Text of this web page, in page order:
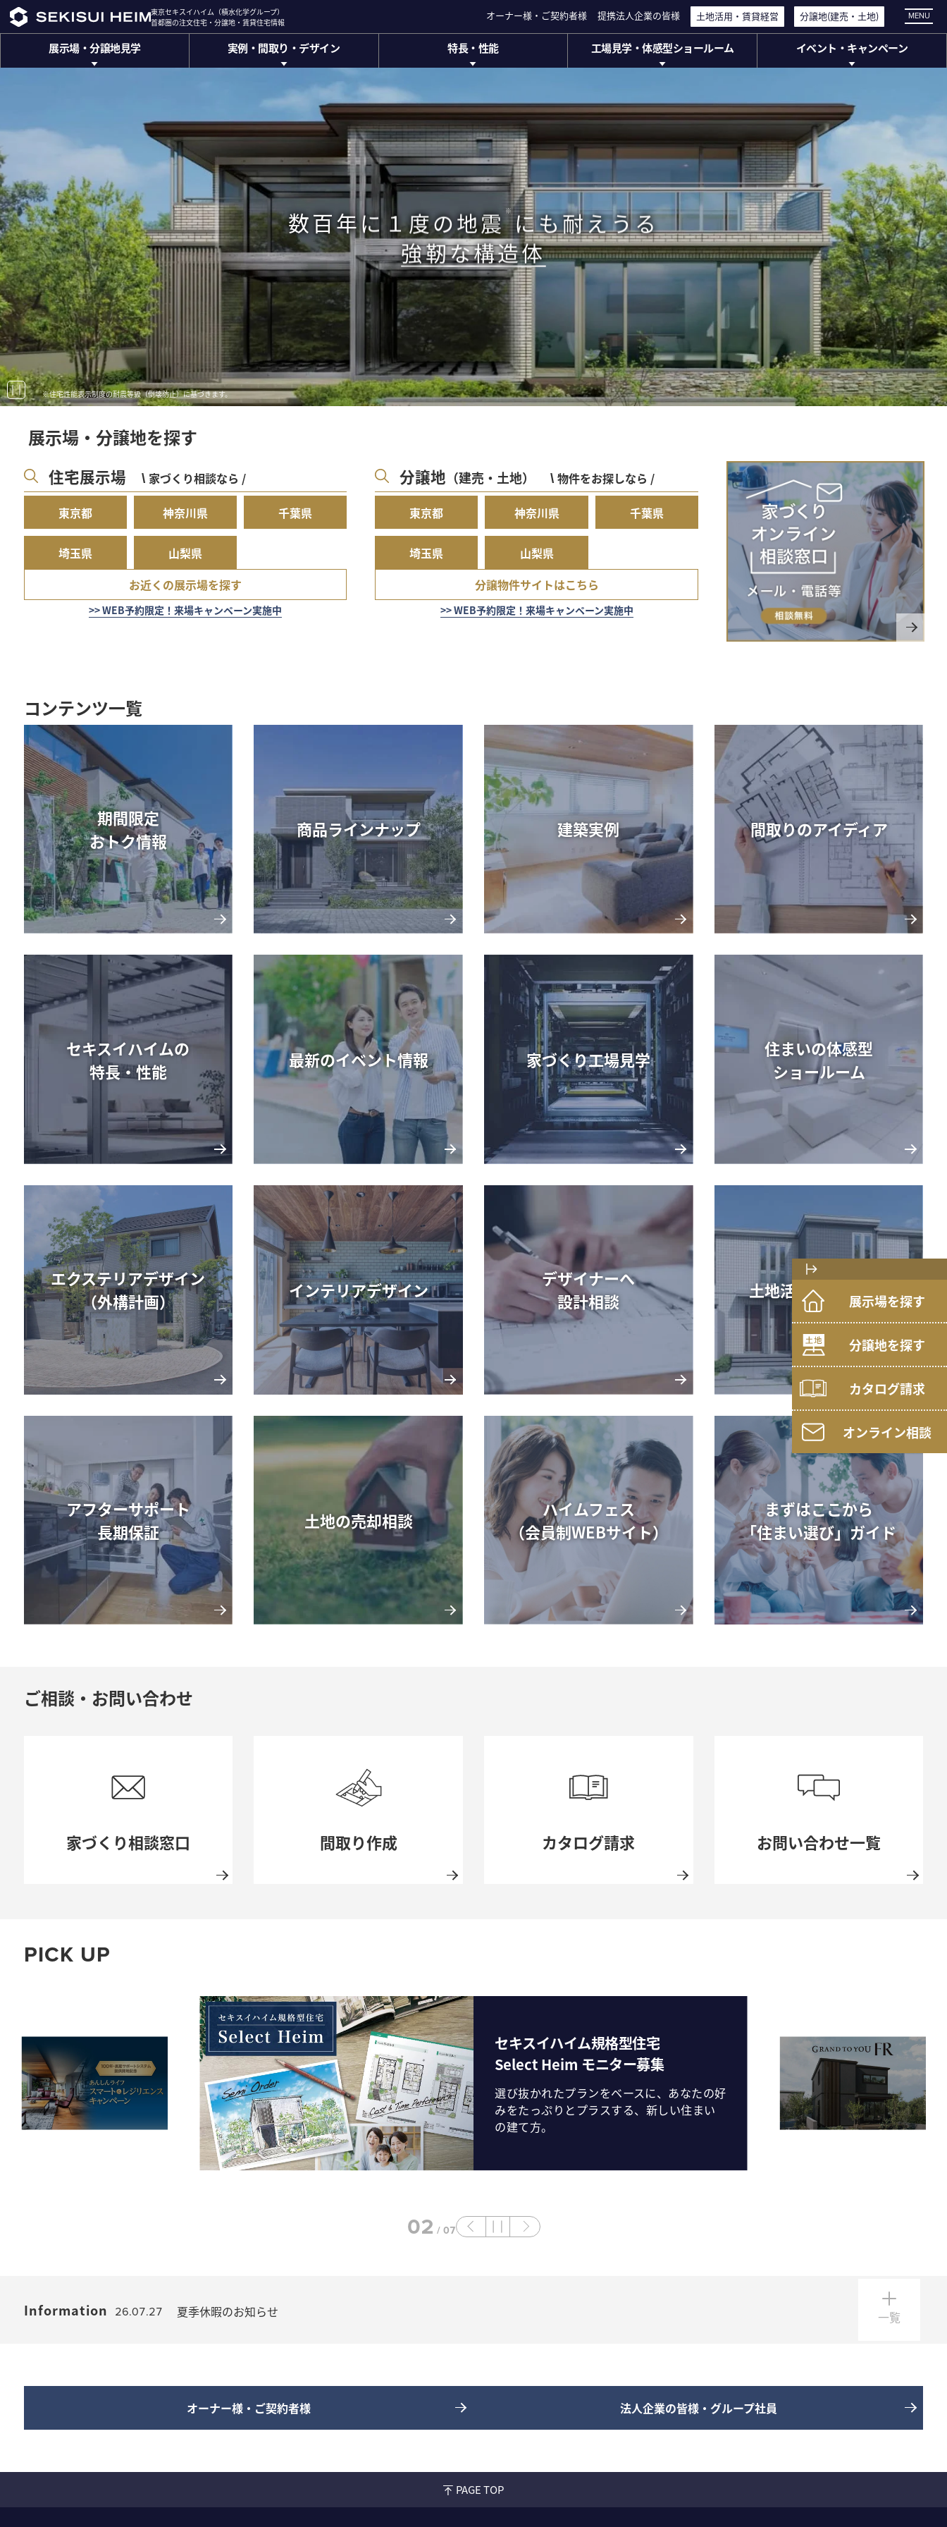
MENU
東京セキスイハイム（積水化学グループ）
首都圏の注文住宅・分譲地・賃貸住宅情報
オーナー様・ご契約者様 提携法人企業の皆様 土地活用・ 賃貸経営 分譲地(建売・ 土地)
展示場・分譲地見学 実例・間取り・デザイン 特長・性能 工場見学・体感型ショールーム イベント・キャンペーン
東京セキスイハイム（積水化学グループ）
首都圏の注文住宅・分譲地・賃貸住宅情報
オーナー様・ご契約者様 提携法人企業の皆様 土地活用・ 賃貸経営 分譲地(建売・ 土地)
展示場・分譲地見学
位置情報から探す
(ハイグレード注文住宅)
分譲地
東京都
神奈川県
千葉県
埼玉県
山梨県
分譲総合サイトはこちら
ザ・デザイナーズハイム
(ハイクラス分譲ブランド)
スマートハイムシティ
(先進技術を活かしたまち)
宿泊体感型モデルハウス
実例・間取り・デザイン
間取りのアイディア
ハイムデザインオフィス
インテリアデザイン
エクステリアデザイン
(外構計画)
INTERIOR GALLARY
(インテリアギャラリー)
特長・性能
商品ラインナップ
アフターサポート長期保証
工場見学・体感型ショールーム
住まいの体感型ショールーム
(ハイムミュージアム)
ハイムプレミアムスクエア大宮
イベント・ キャンペーン
キャンペーン情報
提携法人企業の皆様
土地活用・賃貸経営
土地売却相談
土地売却相談
(不動産会社様はこちら)
オーナー様・
ご契約者様サポート
会社概要
採用情報
ご相談・お問い合わせ
カタログ請求
「住まい選び」ガイド 家づくり相談窓口 間取り作成 メルマガ登録 お問い合わせ一覧
わたしたちの社会貢献活用ー防犯対策への協力ー
展示場を探す
分譲地を探す
カタログ請求
オンライン相談
数百年に１度の地震※にも耐えうる
強靭な構造体
※住宅性能表示制度の耐震等級（倒壊防止）に基づきます。
エネルギー自給自足型住宅
累計で６万棟※突破
※2023年3月末現在の新築とリフォーム含む蓄電池（VtoH含む）の出荷棟数（当社グループ調べ）
オープン空間
快適さを両立
システム
展示場・分譲地を探す
住宅展示場 \ 家づくり相談なら /
東京都 神奈川県 千葉県
埼玉県
山梨県
お近くの展示場を探す
>> WEB予約限定！来場キャンペーン実施中
分譲地 （建売・土地） \物件をお探しなら /
東京都 神奈川県 千葉県
埼玉県
山梨県
分譲物件サイトはこちら
>> WEB予約限定！来場キャンペーン実施中
コンテンツ一覧
期間限定
おトク情報
商品ラインナップ 建築実例 間取りのアイディア
セキスイハイムの
特長・性能
最新のイベント情報 家づくり工場見学
住まいの体感型
ショールーム
エクステリアデザイン
（外構計画）
インテリアデザイン
デザイナーへ
設計相談
土地活用・賃貸経営
アフターサポート
長期保証
土地の売却相談
ハイムフェス
（会員制WEBサイト）
まずはここから
「住まい選び」ガイド
ご相談・お問い合わせ
家づくり相談窓口 間取り作成 カタログ請求 お問い合わせ一覧
PICK UP
セキスイハイム規格型住宅
Select Heim モニター募集
選び抜かれたプランをベースに、あなたの好
みをたっぷりとプラスする、新しい住まい
の建て方。
02 / 07
Information 26.07.27 夏季休暇のお知らせ 一覧
オーナー様・ご契約者様 法人企業の皆様・グループ社員
PAGE TOP